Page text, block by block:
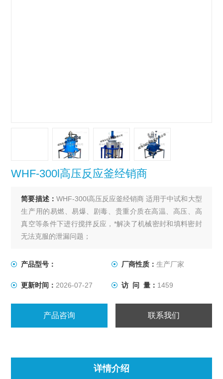
WHF-300l高压反应釜经销商
简要描述： WHF-300l高压反应釜经销商 适用于中试和大型
生产用的易燃、易爆、剧毒、贵重介质在高温、高压、高
真空等条件下进行搅拌反应，*解决了机械密封和填料密封
无法克服的泄漏问题；
产品型号： 厂商性质： 生产厂家
更新时间： 2026-07-27 访 问 量： 1459
产品咨询 联系我们
详情介绍